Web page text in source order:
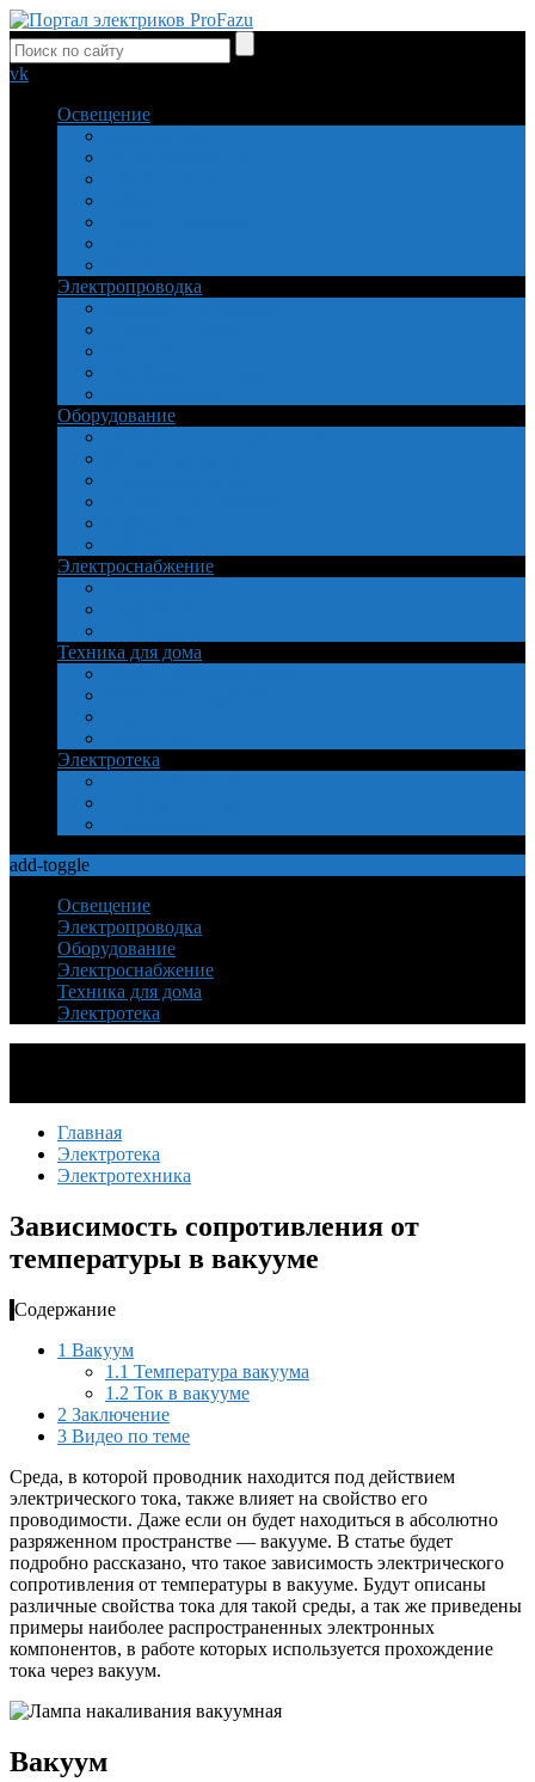
vk
Освещение
Электропроводка
Оборудование
Электроснабжение
Техника для дома
Электротека
add-toggle
Освещение
Электропроводка
Оборудование
Электроснабжение
Техника для дома
Электротека
Главная
Электротека
Электротехника
Зависимость сопротивления от
температуры в вакууме
Содержание
1 Вакуум
1.1 Температура вакуума
1.2 Ток в вакууме
2 Заключение
3 Видео по теме
Среда, в которой проводник находится под действием
электрического тока, также влияет на свойство его
проводимости. Даже если он будет находиться в абсолютно
разряженном пространстве — вакууме. В статье будет
подробно рассказано, что такое зависимость электрического
сопротивления от температуры в вакууме. Будут описаны
различные свойства тока для такой среды, а так же приведены
примеры наиболее распространенных электронных
компонентов, в работе которых используется прохождение
тока через вакуум.
Вакуум